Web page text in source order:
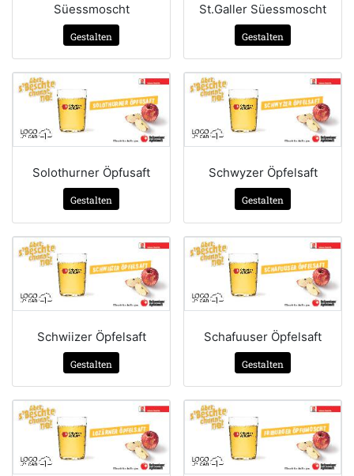
Süessmoscht
Gestalten
St.Galler Süessmoscht
Gestalten
Solothurner Öpfusaft
Gestalten
Schwyzer Öpfelsaft
Gestalten
Schwiizer Öpfelsaft
Gestalten
Schafuuser Öpfelsaft
Gestalten